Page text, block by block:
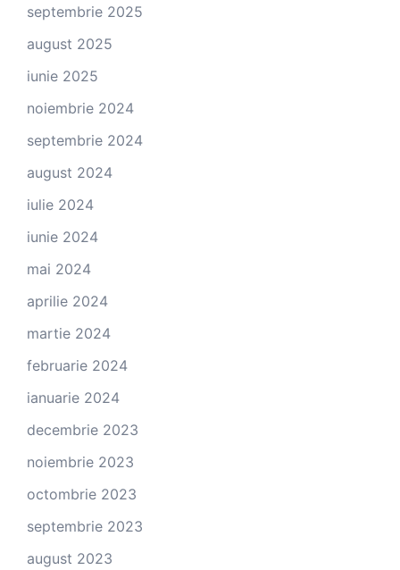
septembrie 2025
august 2025
iunie 2025
noiembrie 2024
septembrie 2024
august 2024
iulie 2024
iunie 2024
mai 2024
aprilie 2024
martie 2024
februarie 2024
ianuarie 2024
decembrie 2023
noiembrie 2023
octombrie 2023
septembrie 2023
august 2023